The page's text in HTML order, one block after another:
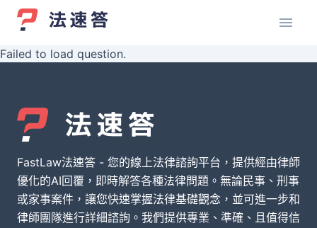
Failed to load question.
FastLaw法速答 - 您的線上法律諮詢平台，提供經由律師
優化的AI回覆，即時解答各種法律問題。無論民事、刑事
或家事案件，讓您快速掌握法律基礎觀念，並可進一步和
律師團隊進行詳細諮詢。我們提供專業、準確、且值得信